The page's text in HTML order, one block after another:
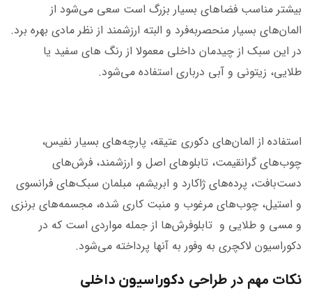
بیشتر مناسب فضاهای بسیار بزرگ است سعی می‌شود از
المان‌های بسیار منحصربه‌فرد و البته ارزشمند از نظر مادی بهره برد.
در این سبک از چیدمان داخلی معمولا از رنگ های سفید یا
طلایی، زیتونی و آبی درباری استفاده می‌شود.
استفاده از المان‌های دکوری عتیقه، پارچه‌های بسیار نفیس،
چوب‌های گرانقیمت، تابلوهای اصل و ارزشمند، فرش‌های
دست‌بافت، پرده‌های ژاکارد و ابریشم، مبلمان سبک‌های فرانسوی
و استیل، چوب‌های مرغوب و منبت کاری شده، مجسمه‌های برنزی
و مسی و طلایی و تابلوفرش‌ها از جمله مواردی است که در
دکوراسیون لاکچری به وفور به آنها پرداخته می‌شود.
نکات مهم در طراحی دکوراسیون داخلی